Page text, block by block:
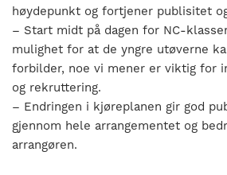
høydepunkt og fortjener publisitet
– Start midt på dagen for NC-
mulighet for at de yngre utøverne
forbilder, noe vi mener er viktig for
og rekruttering.
– Endringen i kjøreplanen gir god
gjennom hele arrangementet og
arrangøren.